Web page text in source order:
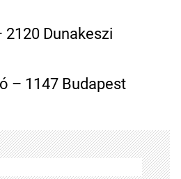
Dunakeszi
– 1147 Budapest